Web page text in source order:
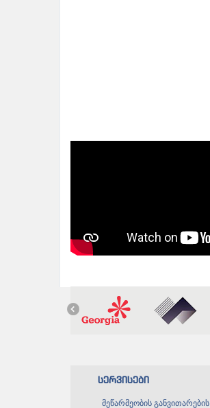
სერვისები
მეწარმეობის განვითარების